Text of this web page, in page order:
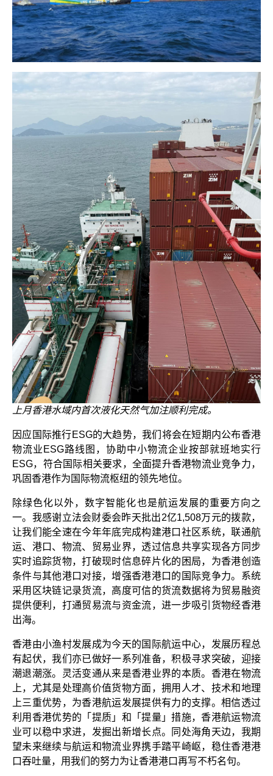
上月香港水域内首次液化天然气加注顺利完成。
因应国际推行ESG的大趋势，我们将会在短期内公布香港
物流业ESG路线图，协助中小物流企业按部就班地实行
ESG，符合国际相关要求，全面提升香港物流业竞争力，
巩固香港作为国际物流枢纽的领先地位。
除绿色化以外，数字智能化也是航运发展的重要方向之
一。我感谢立法会财委会昨天批出2亿1,508万元的拨款，
让我们能全速在今年年底完成构建港口社区系统，联通航
运、港口、物流、贸易业界，透过信息共享实现各方同步
实时追踪货物，打破现时信息碎片化的困局，为香港创造
条件与其他港口对接，增强香港港口的国际竞争力。系统
采用区块链记录货流，高度可信的货流数据将为贸易融资
提供便利，打通贸易流与资金流，进一步吸引货物经香港
出海。
香港由小渔村发展成为今天的国际航运中心，发展历程总
有起伏，我们亦已做好一系列准备，积极寻求突破，迎接
潮退潮涨。灵活变通从来是香港业界的本质。香港在物流
上，尤其是处理高价值货物方面，拥用人才、技术和地理
上三重优势，为香港航运发展提供有力的支撑。相信透过
利用香港优势的「提质」和「提量」措施，香港航运物流
业可以稳中求进，发掘出新增长点。同处海角天边，我期
望未来继续与航运和物流业界携手踏平崎岖，稳住香港港
口吞吐量，用我们的努力为让香港港口再写不朽名句。